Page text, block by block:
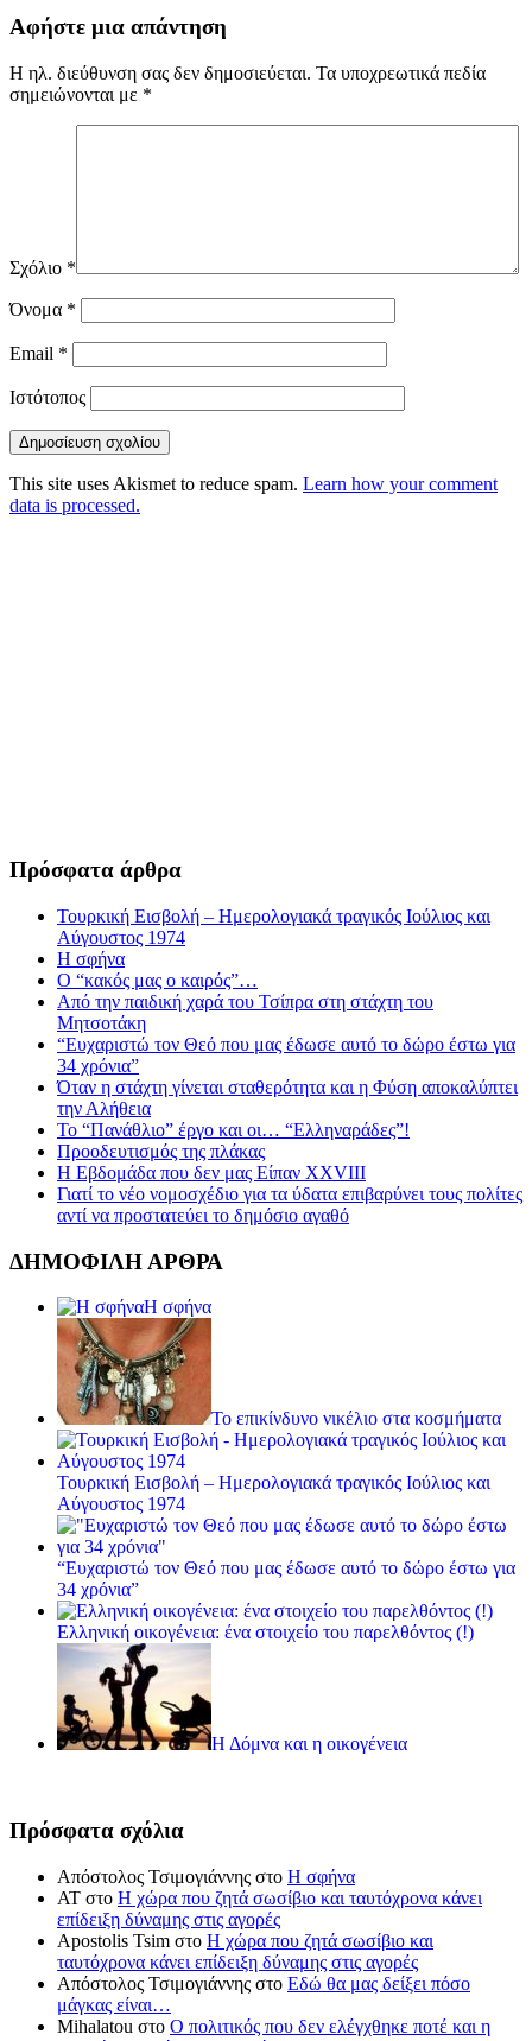
Αφήστε μια απάντηση
Η ηλ. διεύθυνση σας δεν δημοσιεύεται. Τα υποχρεωτικά πεδία
σημειώνονται με *
Σχόλιο *
Όνομα *
Email *
Ιστότοπος
This site uses Akismet to reduce spam. Learn how your comment
data is processed.
Πρόσφατα άρθρα
Τουρκική Εισβολή – Ημερολογιακά τραγικός Ιούλιος και
Αύγουστος 1974
Η σφήνα
Ο “κακός μας ο καιρός”…
Από την παιδική χαρά του Τσίπρα στη στάχτη του
Μητσοτάκη
“Ευχαριστώ τον Θεό που μας έδωσε αυτό το δώρο έστω για
34 χρόνια”
Όταν η στάχτη γίνεται σταθερότητα και η Φύση αποκαλύπτει
την Αλήθεια
Το “Πανάθλιο” έργο και οι… “Ελληναράδες”!
Προοδευτισμός της πλάκας
Η Εβδομάδα που δεν μας Είπαν XXVIII
Γιατί το νέο νομοσχέδιο για τα ύδατα επιβαρύνει τους πολίτες
αντί να προστατεύει το δημόσιο αγαθό
ΔΗΜΟΦΙΛΗ ΑΡΘΡΑ
Η σφήνα
Το επικίνδυνο νικέλιο στα κοσμήματα
Τουρκική Εισβολή – Ημερολογιακά τραγικός Ιούλιος και
Αύγουστος 1974
“Ευχαριστώ τον Θεό που μας έδωσε αυτό το δώρο έστω για
34 χρόνια”
Ελληνική οικογένεια: ένα στοιχείο του παρελθόντος (!)
Η Δόμνα και η οικογένεια
Πρόσφατα σχόλια
Απόστολος Τσιμογιάννης στο Η σφήνα
ΑΤ στο Η χώρα που ζητά σωσίβιο και ταυτόχρονα κάνει
επίδειξη δύναμης στις αγορές
Apostolis Tsim στο Η χώρα που ζητά σωσίβιο και
ταυτόχρονα κάνει επίδειξη δύναμης στις αγορές
Απόστολος Τσιμογιάννης στο Εδώ θα μας δείξει πόσο
μάγκας είναι…
Mihalatou στο Ο πολιτικός που δεν ελέγχθηκε ποτέ και η